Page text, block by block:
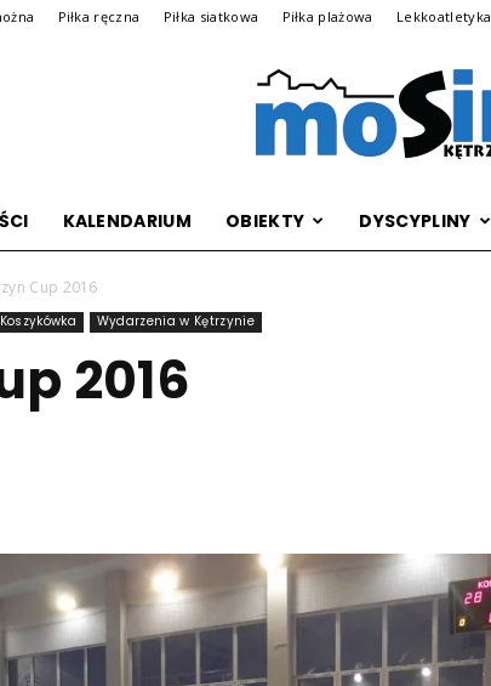
Piłka ręczna Piłka siatkowa Piłka plażowa Lekkoatletyka
Archiwalna
strony
KALENDARIUM OBIEKTY DYSCYPLINY
Cup 2016
Koszykówka Wydarzenia w Kętrzynie
2016